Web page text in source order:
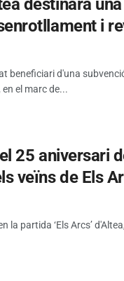
destinarà
i
beneficiari d'una
el marc de...
25 aniversari
veïns de Els
la partida ‘Els Arcs’